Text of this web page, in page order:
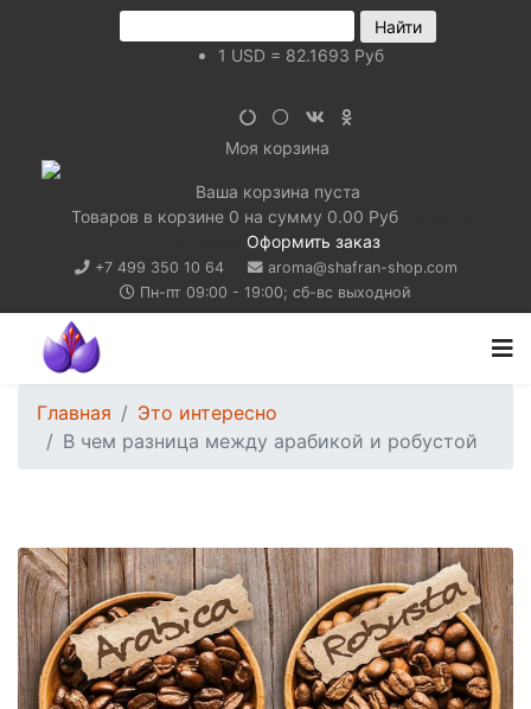
1 USD = 82.1693 Руб
Моя корзина
Ваша корзина пуста
Товаров в корзине 0 на сумму 0.00 Руб
Оформить заказ
+7 499 350 10 64
aroma@shafran-shop.com
Пн-пт 09:00 - 19:00; сб-вс выходной
Главная
Это интересно
В чем разница между арабикой и робустой